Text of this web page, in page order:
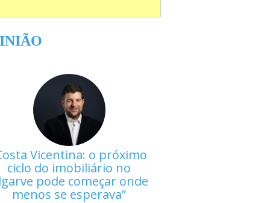
Vicentina: o próximo
ciclo do imobiliário no
pode começar onde
menos se esperava